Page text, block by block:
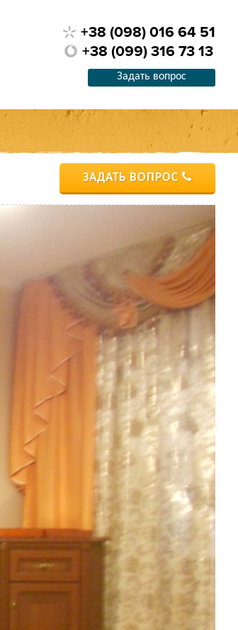
+38 (098) 016 64 51
+38 (099) 316 73 13
Задать вопрос
ЗАДАТЬ ВОПРОС